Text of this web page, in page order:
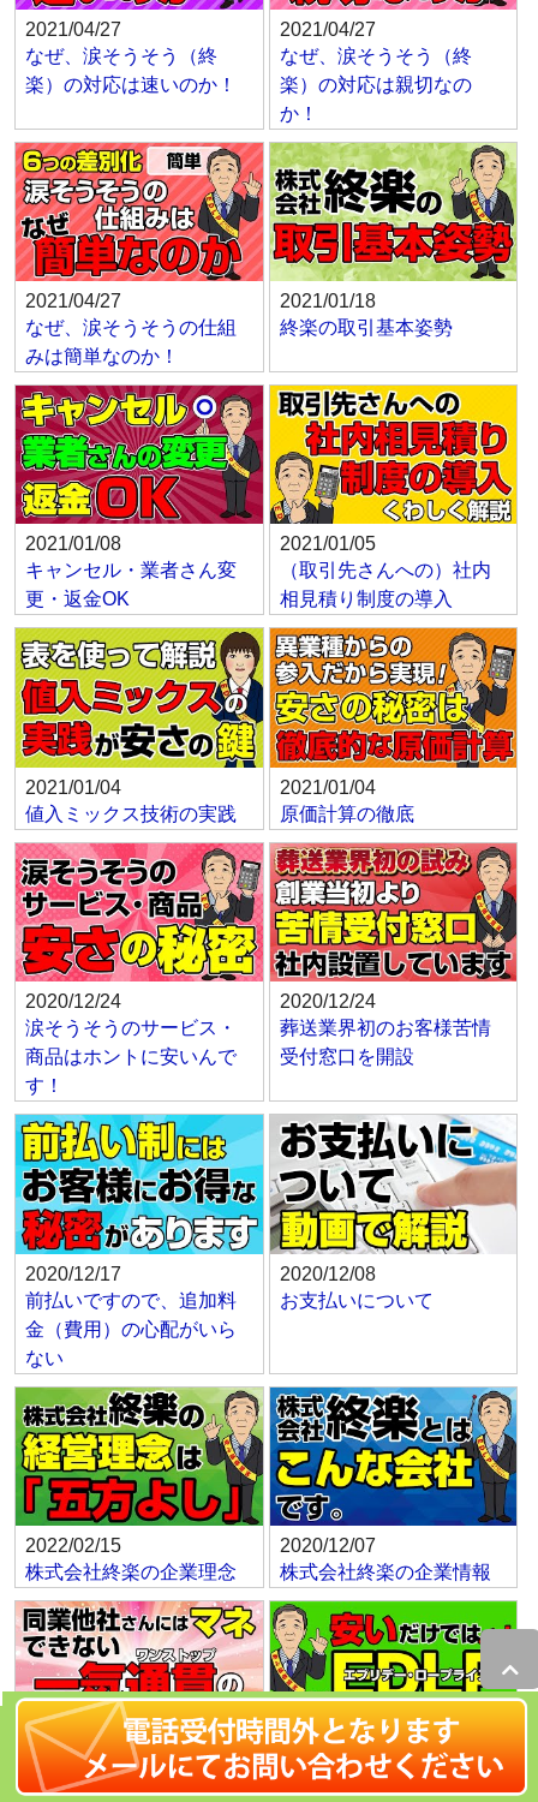
2021/04/27
なぜ、涙そうそう（終
楽）の対応は速いのか！
2021/04/27
なぜ、涙そうそう（終
楽）の対応は親切なの
か！
2021/04/27
なぜ、涙そうそうの仕組
みは簡単なのか！
2021/01/18
終楽の取引基本姿勢
2021/01/08
キャンセル・業者さん変
更・返金OK
2021/01/05
（取引先さんへの）社内
相見積り制度の導入
2021/01/04
値入ミックス技術の実践
2021/01/04
原価計算の徹底
2020/12/24
涙そうそうのサービス・
商品はホントに安いんで
す！
2020/12/24
葬送業界初のお客様苦情
受付窓口を開設
2020/12/17
前払いですので、追加料
金（費用）の心配がいら
ない
2020/12/08
お支払いについて
2022/02/15
株式会社終楽の企業理念
2020/12/07
株式会社終楽の企業情報
2021/04/28
ワンストップサービスの
2021/04/28
EDLP（エブリデー・ロー